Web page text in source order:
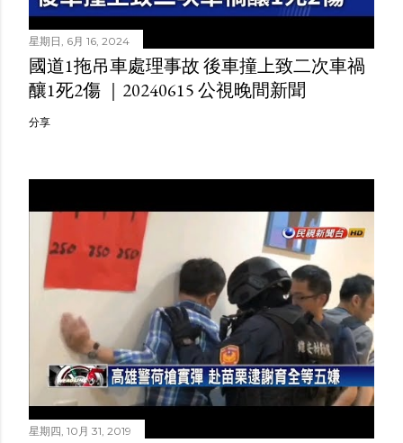
星期日, 6月 16, 2024
國道1拖吊車處理事故 後車撞上致二次車禍
釀1死2傷 ｜20240615 公視晚間新聞
分享
星期四, 10月 31, 2019